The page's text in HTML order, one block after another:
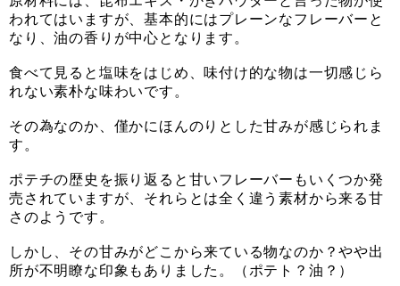
われてはいますが、基本的にはプレーンなフレーバーと
なり、油の香りが中心となります。
食べて見ると塩味をはじめ、味付け的な物は一切感じら
れない素朴な味わいです。
その為なのか、僅かにほんのりとした甘みが感じられま
す。
ポテチの歴史を振り返ると甘いフレーバーもいくつか発
売されていますが、それらとは全く違う素材から来る甘
さのようです。
しかし、その甘みがどこから来ている物なのか？やや出
所が不明瞭な印象もありました。（ポテト？油？）